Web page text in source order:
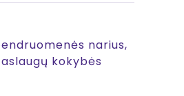
narius,
kokybės